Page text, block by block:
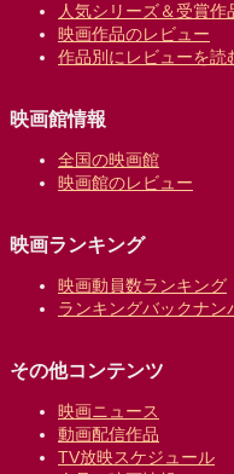
人気シリーズ＆受賞作
映画作品のレビュー
作品別にレビューを読
映画館情報
全国の映画館
映画館のレビュー
映画ランキング
映画動員数ランキング
ランキングバックナン
その他コンテンツ
映画ニュース
動画配信作品
TV放映スケジュール